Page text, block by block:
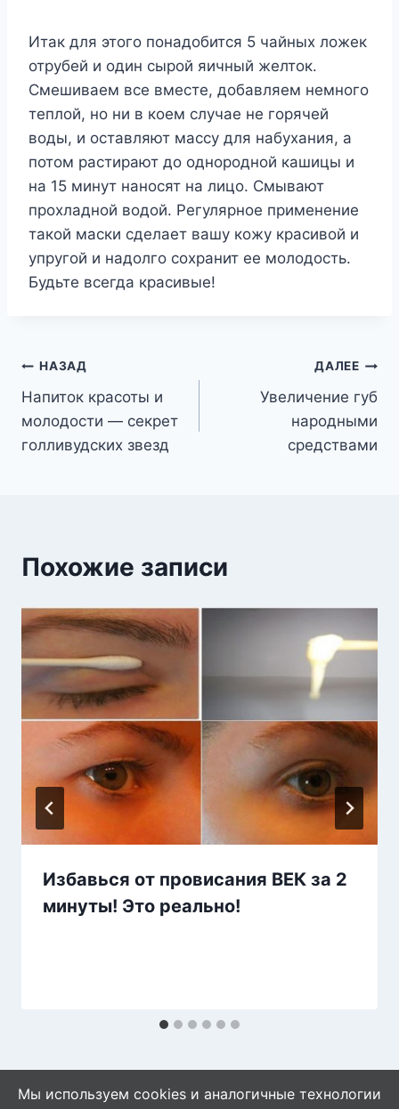
Итак для этого понадобится 5 чайных ложек
отрубей и один сырой яичный желток.
Смешиваем все вместе, добавляем немного
теплой, но ни в коем случае не горячей
воды, и оставляют массу для набухания, а
потом растирают до однородной кашицы и
на 15 минут наносят на лицо. Смывают
прохладной водой. Регулярное применение
такой маски сделает вашу кожу красивой и
упругой и надолго сохранит ее молодость.
Будьте всегда красивые!
Навигация
по
записям
НАЗАД
Напиток красоты и
молодости — секрет
голливудских звезд
ДАЛЕЕ
Увеличение губ
народными
средствами
Похожие записи
Избавься от провисания ВЕК за 2
минуты! Это реально!
Мы используем cookies и аналогичные технологии